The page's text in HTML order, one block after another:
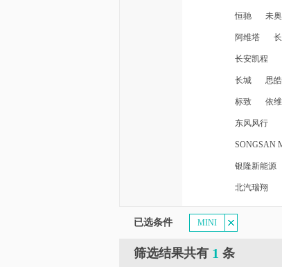
恒驰 未
阿维塔
长安凯程
长城 思皓
标致 依
东风风行
SONGSAN
银隆新能源
北汽瑞翔
已选条件 MINI
筛选结果共有 1 条